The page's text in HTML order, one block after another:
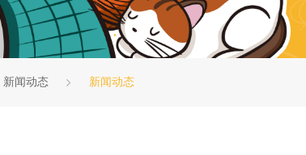
新闻动态 新闻动态